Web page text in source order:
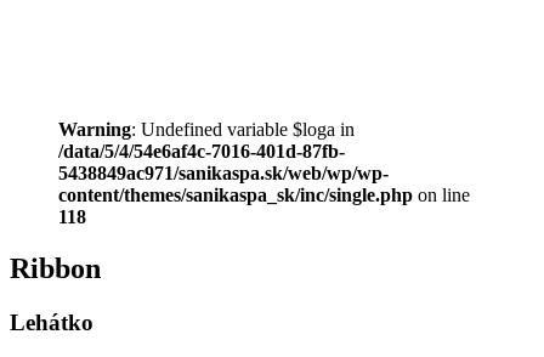
Warning: Undefined variable $loga in
/data/5/4/54e6af4c-7016-401d-87fb-
5438849ac971/sanikaspa.sk/web/wp/wp-
content/themes/sanikaspa_sk/inc/single.php on line
118
Ribbon
Lehátko